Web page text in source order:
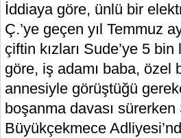
İddiaya göre, ünlü bir
Ç.’ye geçen yıl Temmuz
çiftin kızları Sude’ye 5
göre, iş adamı baba, özel
annesiyle görüştüğü
boşanma davası
Büyükçekmece